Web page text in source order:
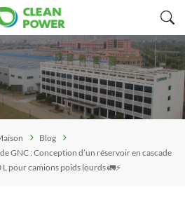
Blog
GNC : Conception d’un réservoir en cascade
L pour camions poids lourds 🚛⚡